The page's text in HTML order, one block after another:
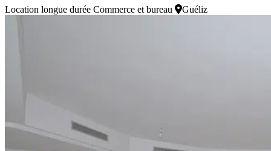
Location longue durée Commerce et bureau Guéliz